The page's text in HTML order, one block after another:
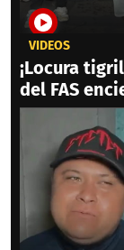
VIDEOS
¡Locura
del FAS